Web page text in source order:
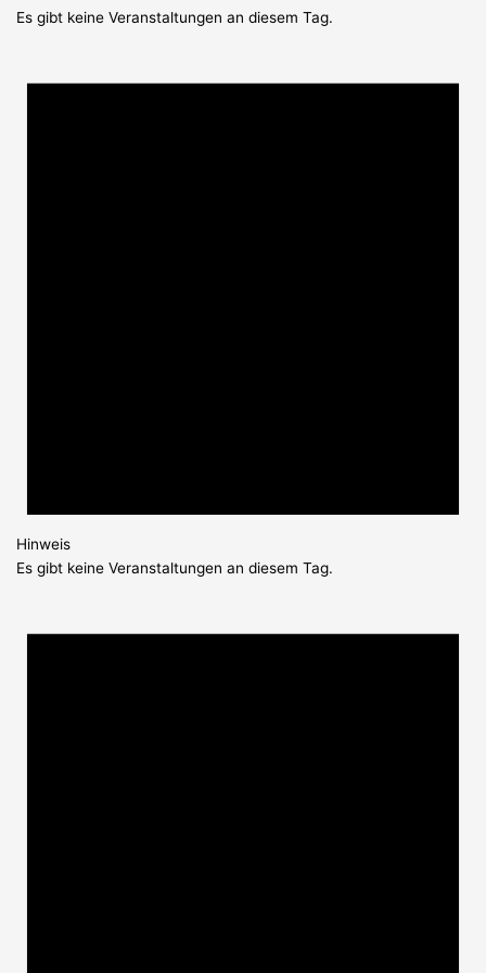
Es gibt keine Veranstaltungen an diesem Tag.
Hinweis
Es gibt keine Veranstaltungen an diesem Tag.